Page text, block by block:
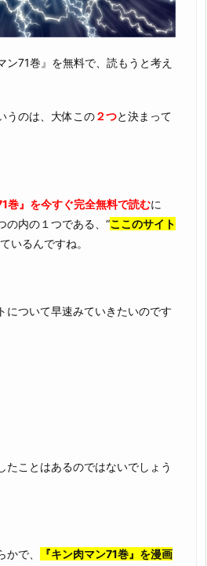
ン71巻』を無料で、読もうと考え
うのは、大体この２つと決まって
巻』を今すぐ完全無料で読むに
の内の１つである、“ここのサイト
いるんですね。
について早速みていきたいのです
たことはあるのではないでしょう
で、
『キン肉マン71巻』を漫画